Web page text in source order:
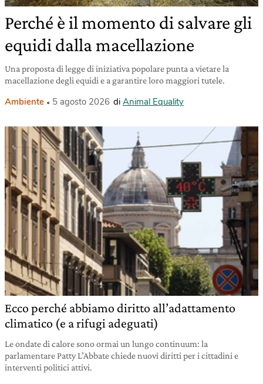
Perché è il momento di salvare gli
equidi dalla macellazione
Una proposta di legge di iniziativa popolare punta a vietare la
macellazione degli equidi e a garantire loro maggiori tutele.
Ambiente 5 agosto 2026 di Animal Equality
Ecco perché abbiamo diritto all’adattamento
climatico (e a rifugi adeguati)
Le ondate di calore sono ormai un lungo continuum: la
parlamentare Patty L’Abbate chiede nuovi diritti per i cittadini e
interventi politici attivi.